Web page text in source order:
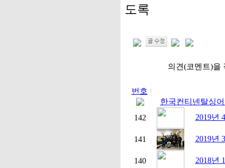
도록
의견(코멘트)을
번호
한국컨티넨탈싱
142
2019년
141 2019년
140 2018년